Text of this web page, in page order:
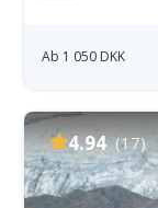
Ab 1 050 DKK
4.94 (17)